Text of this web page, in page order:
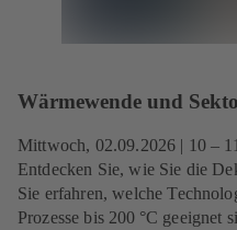
Wärmewende und
Mittwoch, 02.09.2026 | 10 –
Entdecken Sie, wie Sie die
Sie erfahren, welche
Prozesse bis 200 °C geeignet